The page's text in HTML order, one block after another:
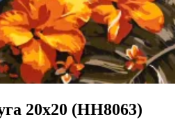
20х20 (HH8063)